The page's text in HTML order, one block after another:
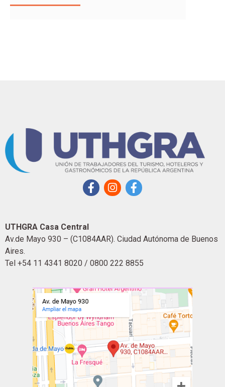
UTHGRA Casa Central
Av.de Mayo 930 – (C1084AAR). Ciudad Autónoma de Buenos
Aires.
Tel +54 11 4341 8020 / 0800 222 8855